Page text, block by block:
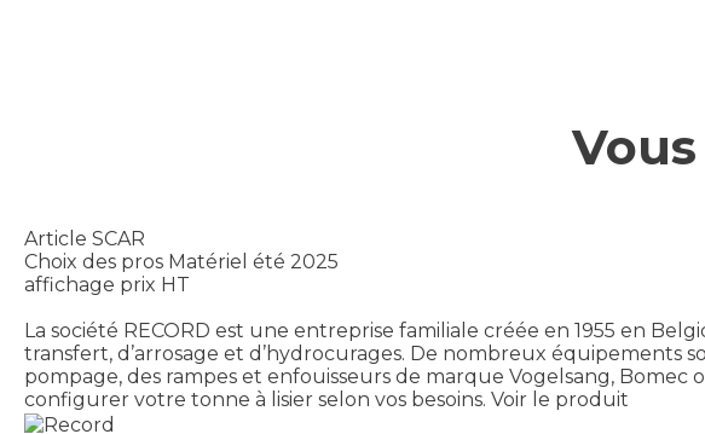
Article SCAR
Choix des pros Matériel été 2025
affichage prix HT
La société RECORD est une entreprise familiale créée en 1955 en
transfert, d’arrosage et d’hydrocurages. De nombreux équipements
pompage, des rampes et enfouisseurs de marque Vogelsang,
configurer votre tonne à lisier selon vos besoins. Voir le produit